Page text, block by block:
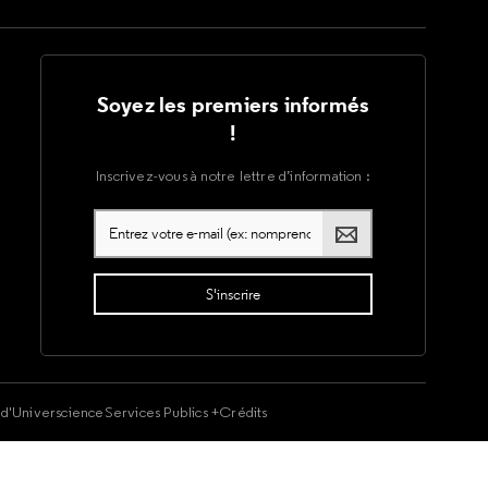
Soyez les premiers informés
!
Inscrivez-vous à notre lettre d’information :
Services Publics +Crédits